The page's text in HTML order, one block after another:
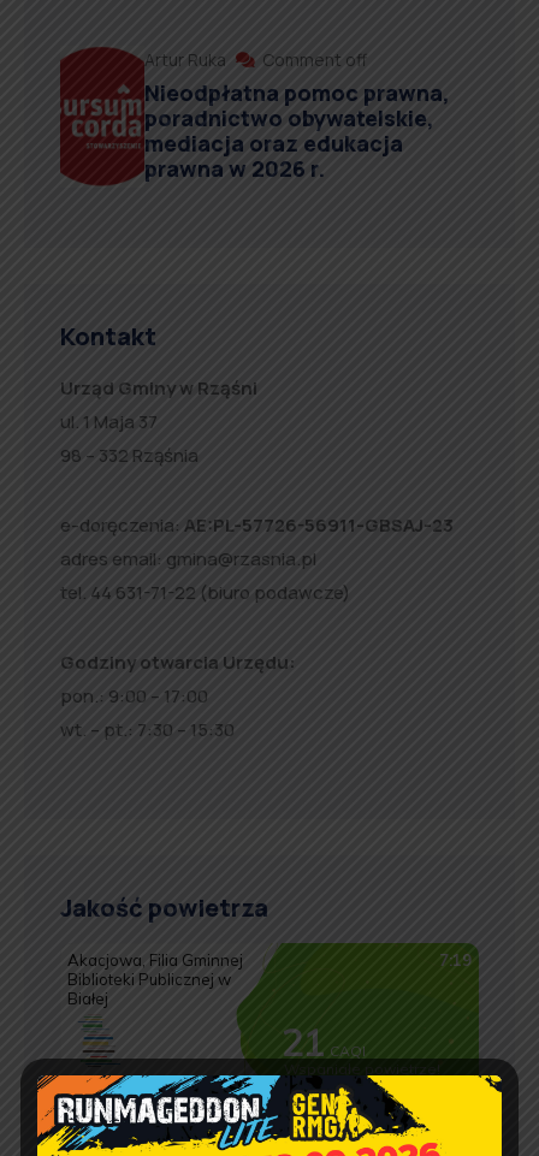
Artur Ruka Comment off
Nieodpłatna pomoc prawna,
poradnictwo obywatelskie,
mediacja oraz edukacja
prawna w 2026 r.
Kontakt
Urząd Gminy w Rząśni
ul. 1 Maja 37
98 – 332 Rząśnia
e-doręczenia: AE:PL-57726-56911-GBSAJ-23
adres email: gmina@rzasnia.pl
tel. 44 631-71-22 (biuro podawcze)
Godziny otwarcia Urzędu:
pon.: 9:00 – 17:00
wt. – pt.: 7:30 – 15:30
Jakość powietrza